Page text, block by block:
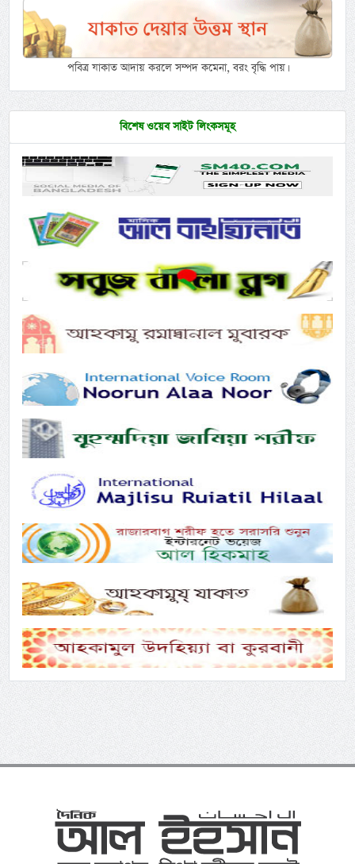
পবিত্র যাকাত আদায় করলে সম্পদ কমেনা, বরং বৃদ্ধি পায়।
বিশেষ ওয়েব সাইট লিংকসমূহ